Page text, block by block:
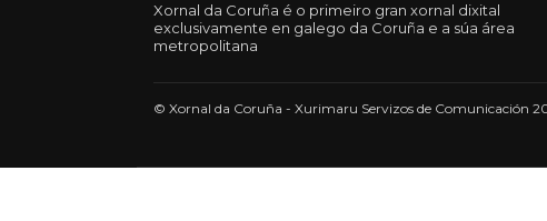
Xornal da Coruña é o primeiro gran xornal dixital
exclusivamente en galego da Coruña e a súa área
metropolitana
© Xornal da Coruña - Xurimaru Servizos de Comunicación